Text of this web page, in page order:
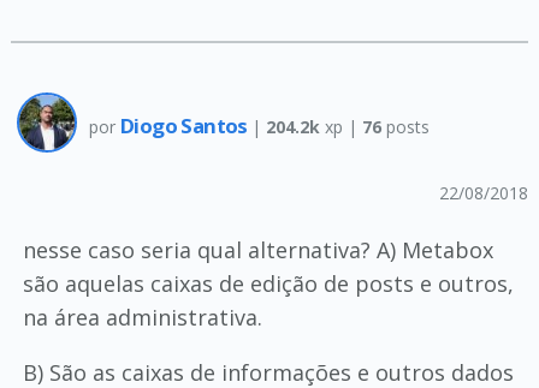
por Diogo Santos | 204.2k xp | 76 posts
22/08/2018
nesse caso seria qual alternativa? A) Metabox
são aquelas caixas de edição de posts e outros,
na área administrativa.
B) São as caixas de informações e outros dados